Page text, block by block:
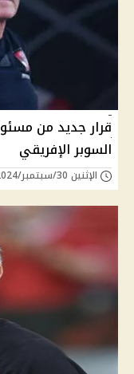
قرار جديد من
السوبر الإفريقي
الإثنين 30/سبتمبر/2024 - 11:31 ص